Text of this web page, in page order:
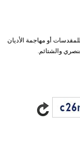
أو مهاجمة الأديان
والشتائم.